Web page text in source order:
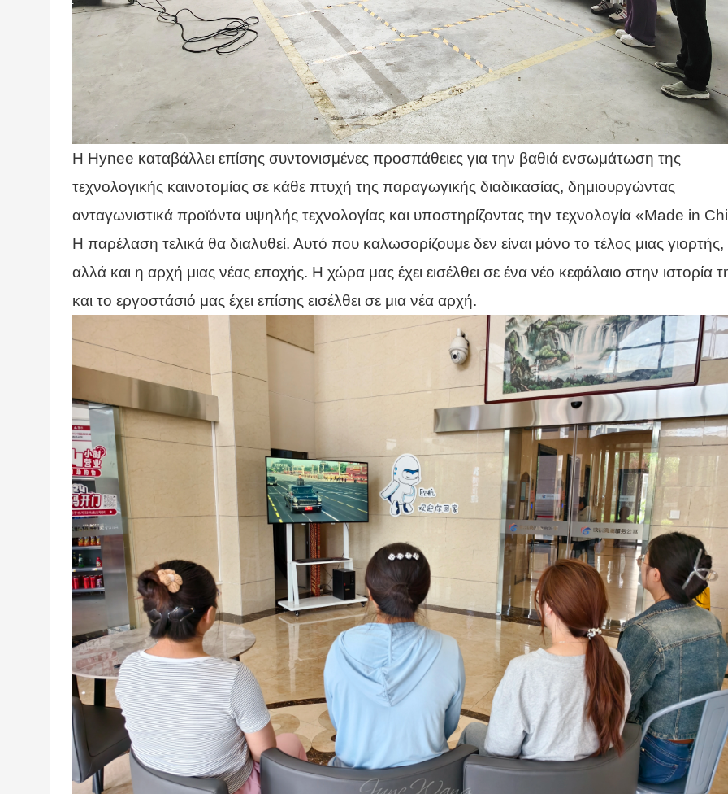
Η Hynee καταβάλλει επίσης συντονισμένες προσπάθειες για την βαθιά ενσωμάτωση της
τεχνολογικής καινοτομίας σε κάθε πτυχή της παραγωγικής διαδικασίας, δημιουργώντας
ανταγωνιστικά προϊόντα υψηλής τεχνολογίας και υποστηρίζοντας την τεχνολογία «Made in
Η παρέλαση τελικά θα διαλυθεί. Αυτό που καλωσορίζουμε δεν είναι μόνο το τέλος μιας γιορτής,
αλλά και η αρχή μιας νέας εποχής. Η χώρα μας έχει εισέλθει σε ένα νέο κεφάλαιο στην ιστορία
και το εργοστάσιό μας έχει επίσης εισέλθει σε μια νέα αρχή.